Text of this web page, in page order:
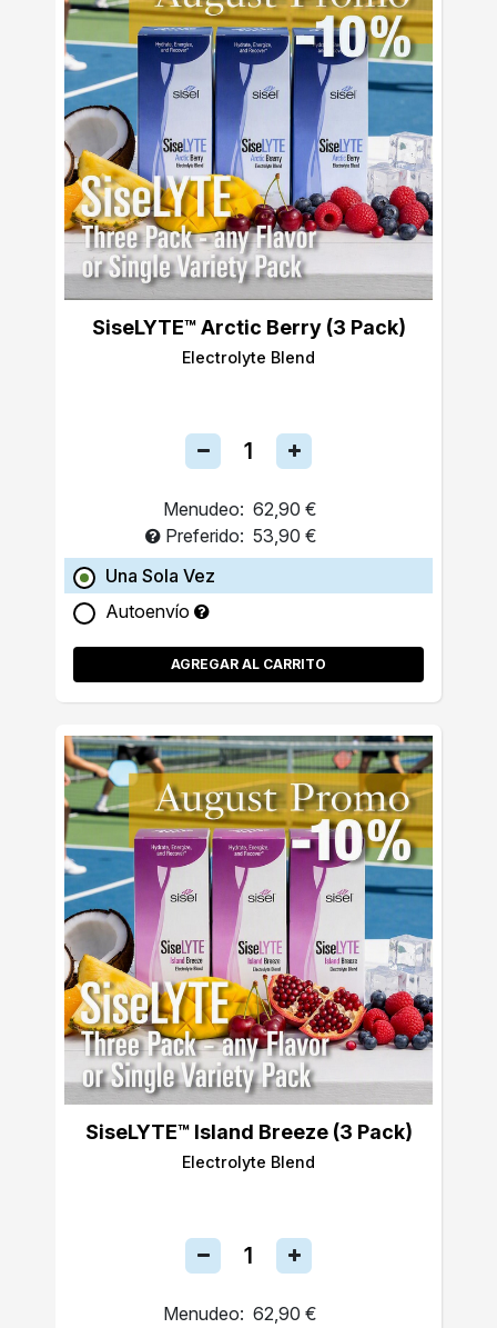
SiseLYTE™ Arctic Berry (3 Pack)
Electrolyte Blend
Menudeo: 62,90 €
Preferido: 53,90 €
Una Sola Vez
Autoenvío
AGREGAR AL CARRITO
SiseLYTE™ Island Breeze (3 Pack)
Electrolyte Blend
Menudeo: 62,90 €